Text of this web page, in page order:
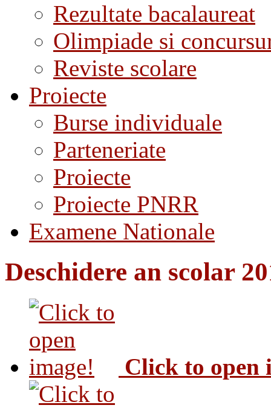
Rezultate bacalaureat
Olimpiade si
Reviste scolare
Proiecte
Burse individuale
Parteneriate
Proiecte
Proiecte PNRR
Examene Nationale
Deschidere an scolar
Click to open